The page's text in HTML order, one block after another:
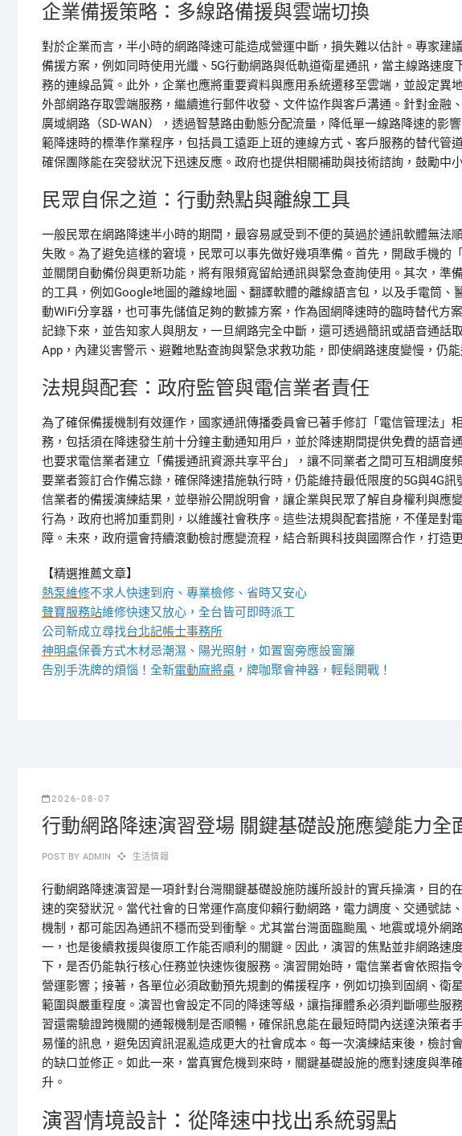
企業備援策略：多線路備援與雲端切換
對於企業而言，半小時的網路降速可能造成營運中斷，損失難以估計。專家建
備援方案，例如同時使用光纖、5G行動網路與低軌道衛星通訊，當主線路速
務的連線品質。此外，企業也應將重要資料與應用系統遷移至雲端，並設定異
外部網路存取雲端服務，繼續進行郵件收發、文件協作與客戶溝通。針對金融
廣域網路（SD-WAN），透過智慧路由動態分配流量，降低單一線路降速的影
範降速時的標準作業程序，包括員工遠距上班的連線方式、客戶服務的替代管
確保團隊能在突發狀況下迅速反應。政府也提供相關補助與技術諮詢，鼓勵中
民眾自保之道：行動熱點與離線工具
一般民眾在網路降速半小時的期間，最容易感受到不便的莫過於通訊軟體無法
失敗。為了避免這樣的窘境，民眾可以事先做好幾項準備。首先，開啟手機的
並關閉自動備份與更新功能，將有限頻寬留給通訊與緊急查詢使用。其次，準
的工具，例如Google地圖的離線地圖、翻譯軟體的離線語言包，以及手電筒
動WiFi分享器，也可事先儲值足夠的數據方案，作為固網降速時的臨時替代方
記錄下來，並告知家人與朋友，一旦網路完全中斷，還可透過簡訊或語音通話
App，內建災害警示、避難地點查詢與緊急求救功能，即使網路速度變慢，仍
法規與配套：政府監管與電信業者責任
為了確保備援機制有效運作，國家通訊傳播委員會已著手修訂「電信管理法」
務，包括須在降速發生前十分鐘主動通知用戶，並於降速期間提供免費的語音
也要求電信業者建立「備援通訊資源共享平台」，讓不同業者之間可互相調度
要業者簽訂合作備忘錄，確保降速措施執行時，仍能維持最低限度的5G與4G
信業者的備援演練結果，並舉辦公開說明會，讓企業與民眾了解自身權利與應
行為，政府也將加重罰則，以維護社會秩序。這些法規與配套措施，不僅是對
障。未來，政府還會持續滾動檢討應變流程，結合新興科技與國際合作，打造
【精選推薦文章】
熱泵維修不求人快速到府、專業檢修、省時又安心
聲寶服務站維修快速又放心，全台皆可即時派工
公司新成立尋找台北記帳士事務所
神明桌保養方式木材忌潮濕、陽光照射，如置窗旁應設窗簾
告別手洗牌的煩惱！全新電動麻將桌 ，牌咖聚會神器，輕鬆開戰！
2026-08-07
行動網路降速演習登場 關鍵基礎設施應變能力全
POST BY ADMIN 生活情報
行動網路降速演習是一項針對台灣關鍵基礎設施防護所設計的實兵操演，目的
速的突發狀況。當代社會的日常運作高度仰賴行動網路，電力調度、交通號誌
機制，都可能因為通訊不穩而受到衝擊。尤其當台灣面臨颱風、地震或境外網
一，也是後續救援與復原工作能否順利的關鍵。因此，演習的焦點並非網路速
下，是否仍能執行核心任務並快速恢復服務。演習開始時，電信業者會依照指
營運影響；接著，各單位必須啟動預先規劃的備援程序，例如切換到固網、衛
範圍與嚴重程度。演習也會設定不同的降速等級，讓指揮體系必須判斷哪些服
習還需驗證跨機關的通報機制是否順暢，確保訊息能在最短時間內送達決策者
易懂的訊息，避免因資訊混亂造成更大的社會成本。每一次演練結束後，檢討
的缺口並修正。如此一來，當真實危機到來時，關鍵基礎設施的應對速度與準
升。
演習情境設計：從降速中找出系統弱點